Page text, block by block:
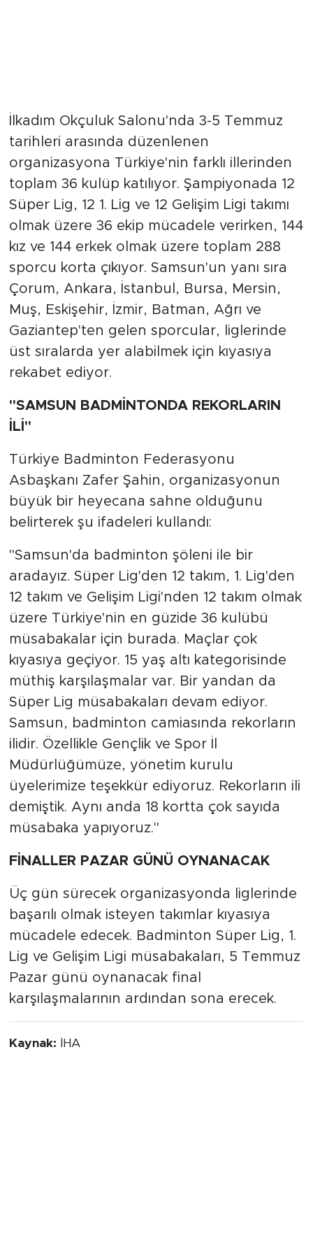
İlkadım Okçuluk Salonu'nda 3-5 Temmuz
tarihleri arasında düzenlenen
organizasyona Türkiye'nin farklı illerinden
toplam 36 kulüp katılıyor. Şampiyonada 12
Süper Lig, 12 1. Lig ve 12 Gelişim Ligi takımı
olmak üzere 36 ekip mücadele verirken, 144
kız ve 144 erkek olmak üzere toplam 288
sporcu korta çıkıyor. Samsun'un yanı sıra
Çorum, Ankara, İstanbul, Bursa, Mersin,
Muş, Eskişehir, İzmir, Batman, Ağrı ve
Gaziantep'ten gelen sporcular, liglerinde
üst sıralarda yer alabilmek için kıyasıya
rekabet ediyor.
"SAMSUN BADMİNTONDA REKORLARIN
İLİ"
Türkiye Badminton Federasyonu
Asbaşkanı Zafer Şahin, organizasyonun
büyük bir heyecana sahne olduğunu
belirterek şu ifadeleri kullandı:
"Samsun'da badminton şöleni ile bir
aradayız. Süper Lig'den 12 takım, 1. Lig'den
12 takım ve Gelişim Ligi'nden 12 takım olmak
üzere Türkiye'nin en güzide 36 kulübü
müsabakalar için burada. Maçlar çok
kıyasıya geçiyor. 15 yaş altı kategorisinde
müthiş karşılaşmalar var. Bir yandan da
Süper Lig müsabakaları devam ediyor.
Samsun, badminton camiasında rekorların
ilidir. Özellikle Gençlik ve Spor İl
Müdürlüğümüze, yönetim kurulu
üyelerimize teşekkür ediyoruz. Rekorların ili
demiştik. Aynı anda 18 kortta çok sayıda
müsabaka yapıyoruz."
FİNALLER PAZAR GÜNÜ OYNANACAK
Üç gün sürecek organizasyonda liglerinde
başarılı olmak isteyen takımlar kıyasıya
mücadele edecek. Badminton Süper Lig, 1.
Lig ve Gelişim Ligi müsabakaları, 5 Temmuz
Pazar günü oynanacak final
karşılaşmalarının ardından sona erecek.
Kaynak: İHA